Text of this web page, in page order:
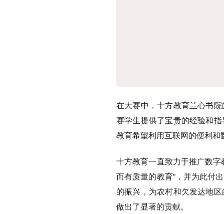
在大赛中，十方教育兰心书
赛学生提供了宝贵的经验和
教育希望利用互联网的便利和
十方教育一直致力于推广数
而有质量的教育”，并为此付
的振兴，为农村和欠发达地
做出了显著的贡献。